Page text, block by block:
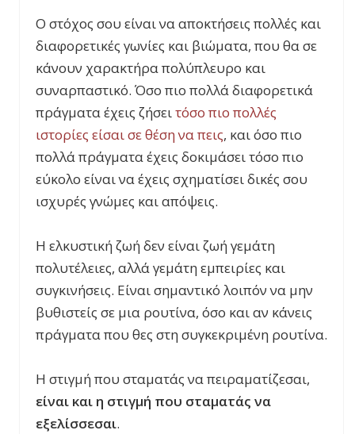
Ο στόχος σου είναι να αποκτήσεις πολλές και
διαφορετικές γωνίες και βιώματα, που θα σε
κάνουν χαρακτήρα πολύπλευρο και
συναρπαστικό. Όσο πιο πολλά διαφορετικά
πράγματα έχεις ζήσειτόσο πιο πολλές
ιστορίες είσαι σε θέση να πεις, και όσο πιο
πολλά πράγματα έχεις δοκιμάσει τόσο πιο
εύκολο είναι να έχεις σχηματίσει δικές σου
ισχυρές γνώμες και απόψεις.
Η ελκυστική ζωή δεν είναι ζωή γεμάτη
πολυτέλειες, αλλά γεμάτη εμπειρίες και
συγκινήσεις. Είναι σημαντικό λοιπόν να μην
βυθιστείς σε μια ρουτίνα, όσο και αν κάνεις
πράγματα που θες στη συγκεκριμένη ρουτίνα.
Η στιγμή που σταματάς να πειραματίζεσαι,
είναι και η στιγμή που σταματάς να
εξελίσσεσαι.